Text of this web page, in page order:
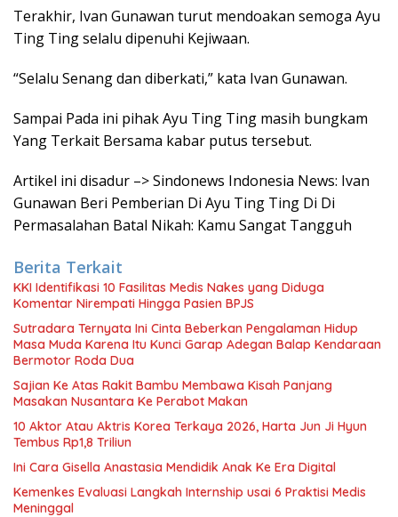
Terakhir, Ivan Gunawan turut mendoakan semoga Ayu
Ting Ting selalu dipenuhi Kejiwaan.
“Selalu Senang dan diberkati,” kata Ivan Gunawan.
Sampai Pada ini pihak Ayu Ting Ting masih bungkam
Yang Terkait Bersama kabar putus tersebut.
Artikel ini disadur –> Sindonews Indonesia News: Ivan
Gunawan Beri Pemberian Di Ayu Ting Ting Di Di
Permasalahan Batal Nikah: Kamu Sangat Tangguh
Berita Terkait
KKI Identifikasi 10 Fasilitas Medis Nakes yang Diduga
Komentar Nirempati Hingga Pasien BPJS
Sutradara Ternyata Ini Cinta Beberkan Pengalaman Hidup
Masa Muda Karena Itu Kunci Garap Adegan Balap Kendaraan
Bermotor Roda Dua
Sajian Ke Atas Rakit Bambu Membawa Kisah Panjang
Masakan Nusantara Ke Perabot Makan
10 Aktor Atau Aktris Korea Terkaya 2026, Harta Jun Ji Hyun
Tembus Rp1,8 Triliun
Ini Cara Gisella Anastasia Mendidik Anak Ke Era Digital
Kemenkes Evaluasi Langkah Internship usai 6 Praktisi Medis
Meninggal